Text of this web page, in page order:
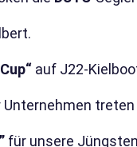
auf J22-
treten
für unsere